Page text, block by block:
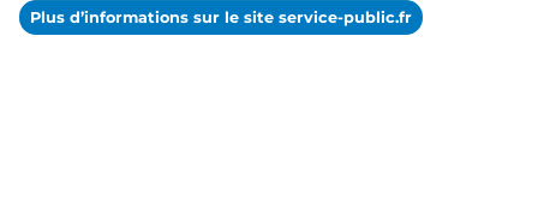
Plus d’informations sur le site service-public.fr